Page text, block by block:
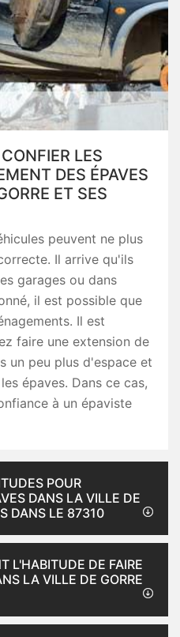
LES
DES ÉPAVES
ET SES
peuvent ne plus
Il arrive qu'ils
garages ou dans
il est possible que
Il est
faire une extension de
un peu plus d'espace et
épaves. Dans ce cas,
à un épaviste
POUR
DANS LA VILLE DE
DANS LE 87310
L'HABITUDE DE FAIRE
LA VILLE DE GORRE